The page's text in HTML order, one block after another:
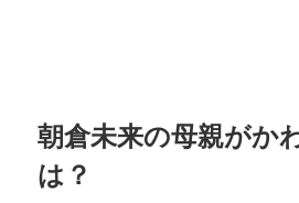
朝倉未来の母親がか
は？